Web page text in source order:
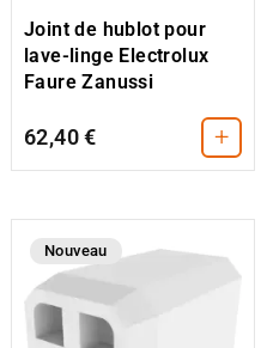
Joint de hublot pour
lave-linge Electrolux
Faure Zanussi
62,40 € +
Nouveau